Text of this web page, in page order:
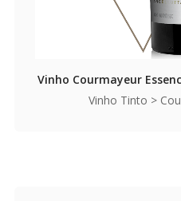
Vinho Courmayeur
Vinho Tinto >